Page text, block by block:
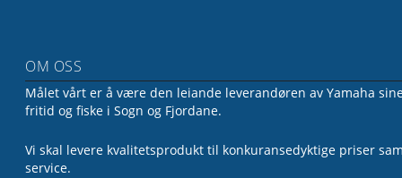
OM OSS
Målet vårt er å være den leiande leverandøren av Yamaha
fritid og fiske i Sogn og Fjordane.
Vi skal levere kvalitetsprodukt til konkuransedyktige priser
service.